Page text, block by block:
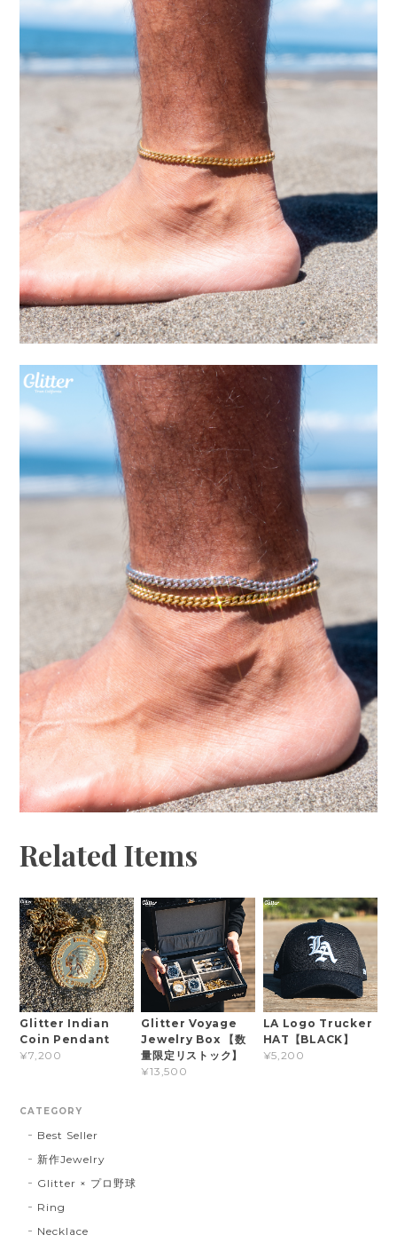
Related Items
Glitter Indian
Coin Pendant
¥7,200
Glitter Voyage
Jewelry Box 【数
量限定リストック】
¥13,500
LA Logo Trucker
HAT【BLACK】
¥5,200
CATEGORY
Best Seller
新作Jewelry
Glitter × プロ野球
Ring
Necklace